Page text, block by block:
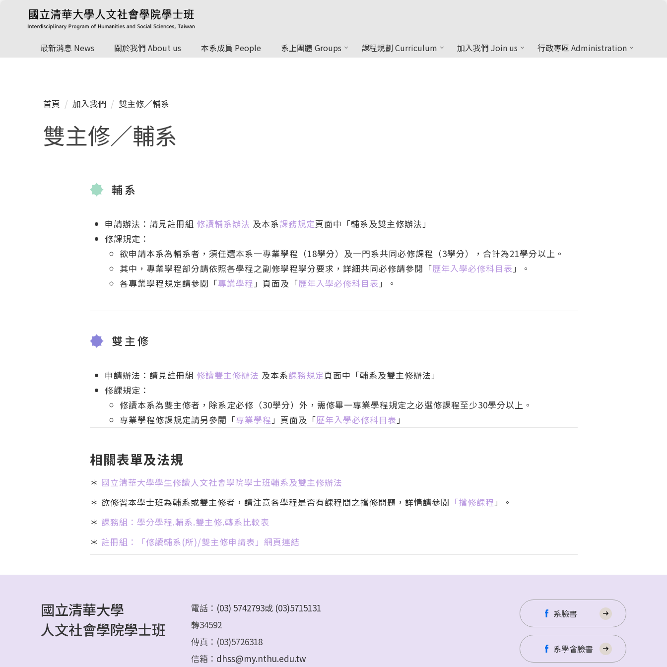
內
最新消息 News 關於我們 About us 本系成員 People 系上團體 Groups 課程規劃 Curriculum 加入我們 Join us 行政專區 Administration
首頁 加入我們 雙主修／輔系
雙主修／輔系
輔系
申請辦法：請見註冊組 修讀輔系辦法 及本系課務規定頁面中「輔系及雙主修辦法」
修課規定：
欲申請本系為輔系者，須任選本系一專業學程（18學分）及一門系共同必修課程（3學分），合計為21學分以上。
其中，專業學程部分請依照各學程之副修學程學分要求，詳細共同必修請參閱「歷年入學必修科目表 」。
各專業學程規定請參閱「專業學程 」頁面及「歷年入學必修科目表 」。
雙主修
申請辦法：請見註冊組 修讀雙主修辦法 及本系課務規定頁面中「輔系及雙主修辦法」
修課規定：
修讀本系為雙主修者，除系定必修（30學分）外，需修畢一專業學程規定之必選修課程至少30學分以上。
專業學程修課規定請另參閱「專業學程 」頁面及「歷年入學必修科目表 」
相關表單及法規
＊ 國立清華大學學生修讀人文社會學院學士班輔系及雙主修辦法
＊ 欲修習本學士班為輔系或雙主修者，請注意各學程是否有課程間之擋修問題，詳情請參閱 「擋修課程 」。
＊ 課務組：學分學程.輔系.雙主修.轉系比較表
＊ 註冊組：「修讀輔系(所)/雙主修申請表」網頁連結
國立清華大學
人文社會學院學士班
電話： (03) 5742793或(03)5715131
轉34592
傳真：(03)5726318
信箱： dhss@my.nthu.edu.tw
系臉書
系學會臉書